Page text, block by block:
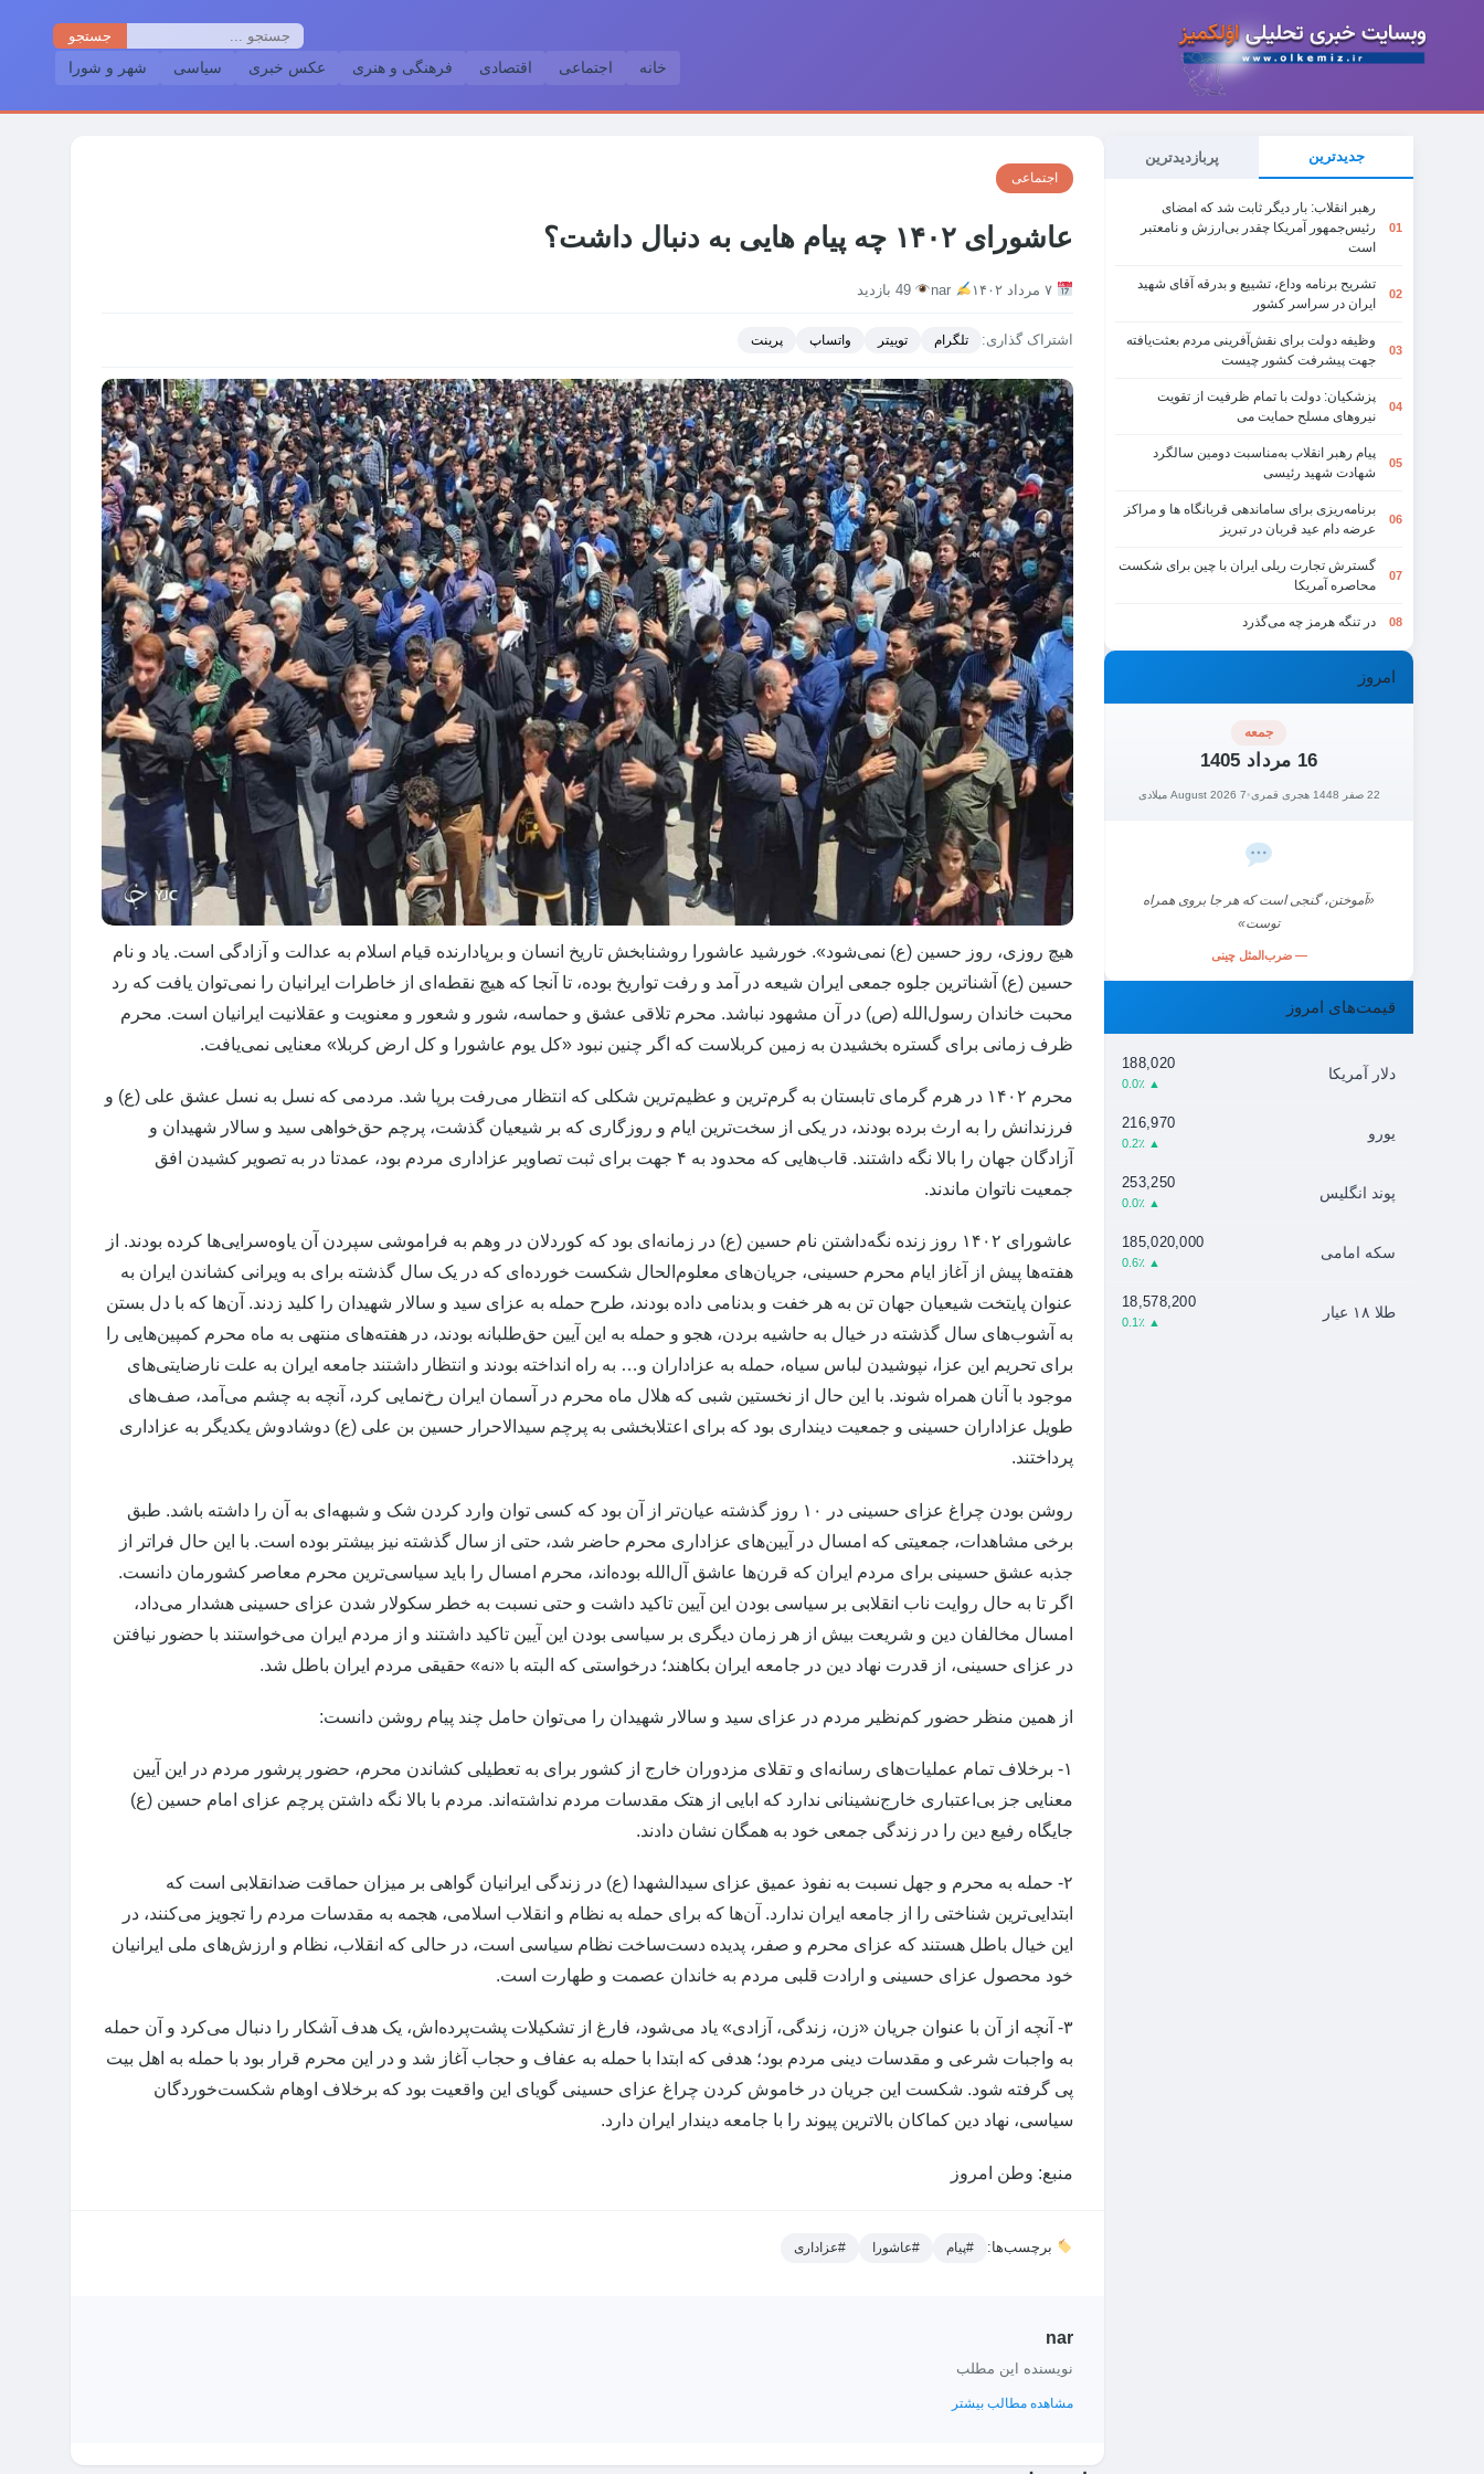
جستجو
خانه اجتماعی اقتصادی فرهنگی و هنری عکس خبری سیاسی شهر و شورا
جدیدترین پربازدیدترین
01
رهبر انقلاب: بار دیگر ثابت شد که امضای
رئیس‌جمهور آمریکا چقدر بی‌ارزش و نامعتبر
است
02
تشریح برنامه وداع، تشییع و بدرقه آقای شهید
ایران در سراسر کشور
03
وظیفه دولت برای نقش‌آفرینی مردم بعثت‌یافته
جهت پیشرفت کشور چیست
04
پزشکیان: دولت با تمام ظرفیت از تقویت
نیروهای مسلح حمایت می
05
پیام رهبر انقلاب به‌مناسبت دومین سالگرد
شهادت شهید رئیسی
06
برنامه‌ریزی برای ساماندهی قربانگاه ها و مراکز
عرضه دام عید قربان در تبریز
07
گسترش تجارت ریلی ایران با چین برای شکست
محاصره آمریکا
08 در تنگه هرمز چه می‌گذرد
امروز
جمعه
16 مرداد 1405
22 صفر 1448 هجری قمری •7 August 2026 میلادی
«آموختن، گنجی است که هر جا بروی همراه
توست»
— ضرب‌المثل چینی
قیمت‌های امروز
دلار آمریکا
188,020
▲ 0.0٪
یورو
216,970
▲ 0.2٪
پوند انگلیس
253,250
▲ 0.0٪
سکه امامی
185,020,000
▲ 0.6٪
طلا ۱۸ عیار
18,578,200
▲ 0.1٪
اجتماعی
عاشورای ۱۴۰۲ چه پیام هایی به دنبال داشت؟
49 بازدید
اشتراک گذاری: تلگرام توییتر واتساپ پرینت
هیچ روزی، روز حسین (ع) نمی‌شود». خورشید عاشورا روشنابخش تاریخ انسان و برپادارنده قیام اسلام به عدالت و آزادگی است. یاد و نام
حسین (ع) آشناترین جلوه جمعی ایران شیعه در آمد و رفت تواریخ بوده، تا آنجا که هیچ نقطه‌ای از خاطرات ایرانیان را نمی‌توان یافت که رد
محبت خاندان رسول‌الله (ص) در آن مشهود نباشد. محرم تلاقی عشق و حماسه، شور و شعور و معنویت و عقلانیت ایرانیان است. محرم
ظرف زمانی برای گستره بخشیدن به زمین کربلاست که اگر چنین نبود «کل یوم عاشورا و کل ارض کربلا» معنایی نمی‌یافت.
محرم ۱۴۰۲ در هرم گرمای تابستان به گرم‌ترین و عظیم‌ترین شکلی که انتظار می‌رفت برپا شد. مردمی که نسل به نسل عشق علی (ع) و
فرزندانش را به ارث برده بودند، در یکی از سخت‌ترین ایام و روزگاری که بر شیعیان گذشت، پرچم حق‌خواهی سید و سالار شهیدان و
آزادگان جهان را بالا نگه داشتند. قاب‌هایی که محدود به ۴ جهت برای ثبت تصاویر عزاداری مردم بود، عمدتا در به تصویر کشیدن افق
جمعیت ناتوان ماندند.
عاشورای ۱۴۰۲ روز زنده نگه‌داشتن نام حسین (ع) در زمانه‌ای بود که کوردلان در وهم به فراموشی سپردن آن یاوه‌سرایی‌ها کرده بودند. از
هفته‌ها پیش از آغاز ایام محرم حسینی، جریان‌های معلوم‌الحال شکست خورده‌ای که در یک سال گذشته برای به ویرانی کشاندن ایران به
عنوان پایتخت شیعیان جهان تن به هر خفت و بدنامی داده بودند، طرح حمله به عزای سید و سالار شهیدان را کلید زدند. آن‌ها که با دل بستن
به آشوب‌های سال گذشته در خیال به حاشیه بردن، هجو و حمله به این آیین حق‌طلبانه بودند، در هفته‌های منتهی به ماه محرم کمپین‌هایی را
برای تحریم این عزا، نپوشیدن لباس سیاه، حمله به عزاداران و… به راه انداخته بودند و انتظار داشتند جامعه ایران به علت نارضایتی‌های
موجود با آنان همراه شوند. با این حال از نخستین شبی که هلال ماه محرم در آسمان ایران رخ‌نمایی کرد، آنچه به چشم می‌آمد، صف‌های
طویل عزاداران حسینی و جمعیت دینداری بود که برای اعتلابخشی به پرچم سیدالاحرار حسین بن علی (ع) دوشادوش یکدیگر به عزاداری
پرداختند.
روشن بودن چراغ عزای حسینی در ۱۰ روز گذشته عیان‌تر از آن بود که کسی توان وارد کردن شک و شبهه‌ای به آن را داشته باشد. طبق
برخی مشاهدات، جمعیتی که امسال در آیین‌های عزاداری محرم حاضر شد، حتی از سال گذشته نیز بیشتر بوده است. با این حال فراتر از
جذبه عشق حسینی برای مردم ایران که قرن‌ها عاشق آل‌الله بوده‌اند، محرم امسال را باید سیاسی‌ترین محرم معاصر کشورمان دانست.
اگر تا به حال روایت ناب انقلابی بر سیاسی بودن این آیین تاکید داشت و حتی نسبت به خطر سکولار شدن عزای حسینی هشدار می‌داد،
امسال مخالفان دین و شریعت بیش از هر زمان دیگری بر سیاسی بودن این آیین تاکید داشتند و از مردم ایران می‌خواستند با حضور نیافتن
در عزای حسینی، از قدرت نهاد دین در جامعه ایران بکاهند؛ درخواستی که البته با «نه» حقیقی مردم ایران باطل شد.
از همین منظر حضور کم‌نظیر مردم در عزای سید و سالار شهیدان را می‌توان حامل چند پیام روشن دانست:
۱- برخلاف تمام عملیات‌های رسانه‌ای و تقلای مزدوران خارج از کشور برای به تعطیلی کشاندن محرم، حضور پرشور مردم در این آیین
معنایی جز بی‌اعتباری خارج‌نشینانی ندارد که ابایی از هتک مقدسات مردم نداشته‌اند. مردم با بالا نگه داشتن پرچم عزای امام حسین (ع)
جایگاه رفیع دین را در زندگی جمعی خود به همگان نشان دادند.
۲- حمله به محرم و جهل نسبت به نفوذ عمیق عزای سیدالشهدا (ع) در زندگی ایرانیان گواهی بر میزان حماقت ضدانقلابی است که
ابتدایی‌ترین شناختی را از جامعه ایران ندارد. آن‌ها که برای حمله به نظام و انقلاب اسلامی، هجمه به مقدسات مردم را تجویز می‌کنند، در
این خیال باطل هستند که عزای محرم و صفر، پدیده دست‌ساخت نظام سیاسی است، در حالی که انقلاب، نظام و ارزش‌های ملی ایرانیان
خود محصول عزای حسینی و ارادت قلبی مردم به خاندان عصمت و طهارت است.
۳- آنچه از آن با عنوان جریان «زن، زندگی، آزادی» یاد می‌شود، فارغ از تشکیلات پشت‌پرده‌اش، یک هدف آشکار را دنبال می‌کرد و آن حمله
به واجبات شرعی و مقدسات دینی مردم بود؛ هدفی که ابتدا با حمله به عفاف و حجاب آغاز شد و در این محرم قرار بود با حمله به اهل بیت
پی گرفته شود. شکست این جریان در خاموش کردن چراغ عزای حسینی گویای این واقعیت بود که برخلاف اوهام شکست‌خوردگان
سیاسی، نهاد دین کماکان بالاترین پیوند را با جامعه دیندار ایران دارد.
منبع: وطن امروز
برچسب‌ها: #پیام #عاشورا #عزاداری
nar
نویسنده این مطلب
مشاهده مطالب بیشتر